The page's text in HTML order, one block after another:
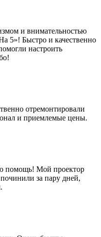
и внимательностью
5»! Быстро и качественно
настроить
отремонтировали
и приемлемые цены.
помощь! Мой проектор
за пару дней,